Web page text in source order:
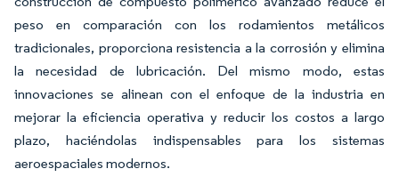
peso en comparación con los rodamientos metálicos
tradicionales, proporciona resistencia a la corrosión y elimina
la necesidad de lubricación. Del mismo modo, estas
innovaciones se alinean con el enfoque de la industria en
mejorar la eficiencia operativa y reducir los costos a largo
plazo, haciéndolas indispensables para los sistemas
aeroespaciales modernos.